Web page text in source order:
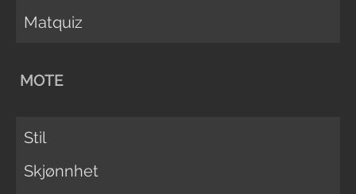
Matquiz
MOTE
Stil
Skjønnhet